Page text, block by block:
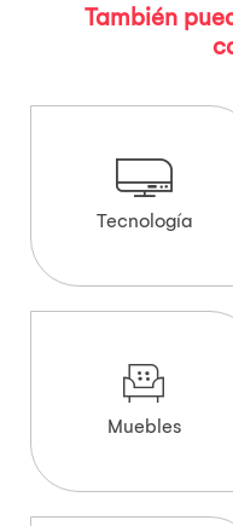
También
Tecnología
Muebles